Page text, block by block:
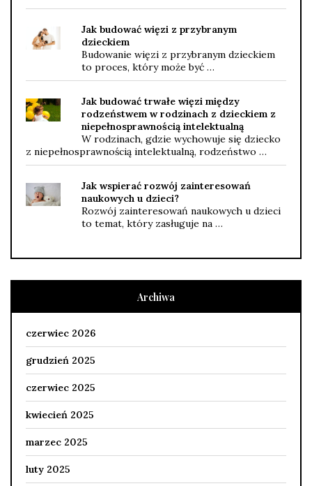
Jak budować więzi z przybranym
dzieckiem
Budowanie więzi z przybranym dzieckiem
to proces, który może być …
Jak budować trwałe więzi między
rodzeństwem w rodzinach z dzieckiem z
niepełnosprawnością intelektualną
W rodzinach, gdzie wychowuje się dziecko
z niepełnosprawnością intelektualną, rodzeństwo …
Jak wspierać rozwój zainteresowań
naukowych u dzieci?
Rozwój zainteresowań naukowych u dzieci
to temat, który zasługuje na …
Archiwa
czerwiec 2026
grudzień 2025
czerwiec 2025
kwiecień 2025
marzec 2025
luty 2025